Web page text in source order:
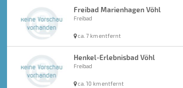
Freibad Marienhagen Vöhl
Freibad
ca. 7 km entfernt
Henkel-Erlebnisbad Vöhl
Freibad
ca. 10 km entfernt